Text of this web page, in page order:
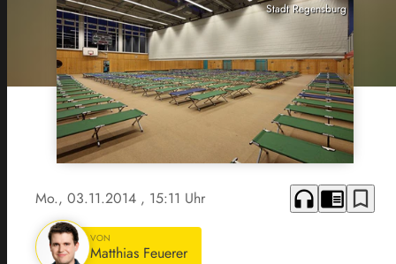
Stadt Regensburg
Mo., 03.11.2014 , 15:11 Uhr headphones chrome_reader_mode bookmark_border
VON
Matthias Feuerer